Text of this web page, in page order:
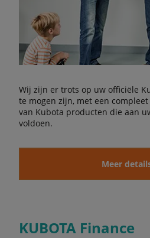
Wij zijn er trots op uw officiële
te mogen zijn, met een
van Kubota producten die aan
voldoen.
Meer
KUBOTA Finance